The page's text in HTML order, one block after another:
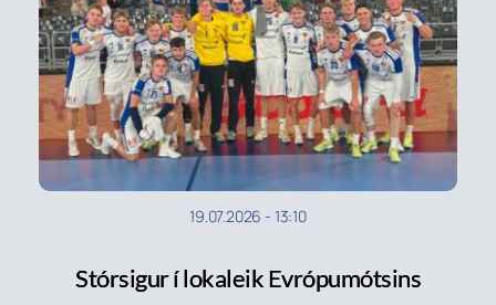
19.07.2026 - 13:10
Stórsigur í lokaleik Evrópumótsins